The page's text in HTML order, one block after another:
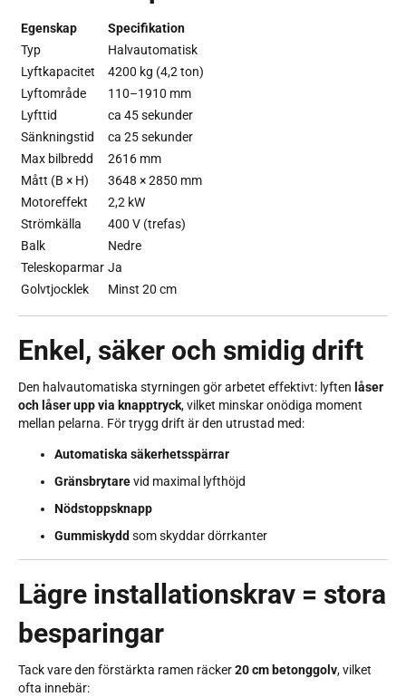
Egenskap
Specifikation
Typ
Halvautomatisk
Lyftkapacitet
4200 kg (4,2 ton)
Lyftområde
110–1910 mm
Lyfttid
ca 45 sekunder
Sänkningstid
ca 25 sekunder
Max bilbredd
2616 mm
Mått (B × H)
3648 × 2850 mm
Motoreffekt
2,2 kW
Strömkälla
400 V (trefas)
Balk
Nedre
Teleskoparmar Ja
Golvtjocklek
Minst 20 cm
Enkel, säker och smidig drift
Den halvautomatiska styrningen gör arbetet effektivt: lyften låser
och låser upp via knapptryck, vilket minskar onödiga moment
mellan pelarna. För trygg drift är den utrustad med:
Automatiska säkerhetsspärrar
Gränsbrytarevid maximal lyfthöjd
Nödstoppsknapp
Gummiskydd som skyddar dörrkanter
Lägre installationskrav = stora
besparingar
Tack vare den förstärkta ramen räcker20 cm betonggolv, vilket
ofta innebär: